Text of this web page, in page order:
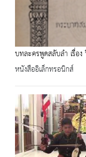
บทละครพูดสลับลำ เรื่อ
หนังสืออิเล็กทรอนิกส์